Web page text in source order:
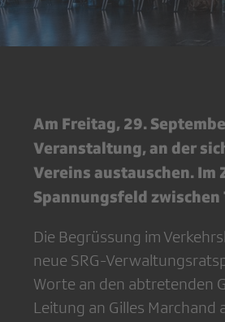
Am Freitag, 29.
Veranstaltung, an der
Vereins austauschen.
Spannungsfeld
Die Begrüssung im
neue SRG-
Worte an den abtretenden
Leitung an Gilles